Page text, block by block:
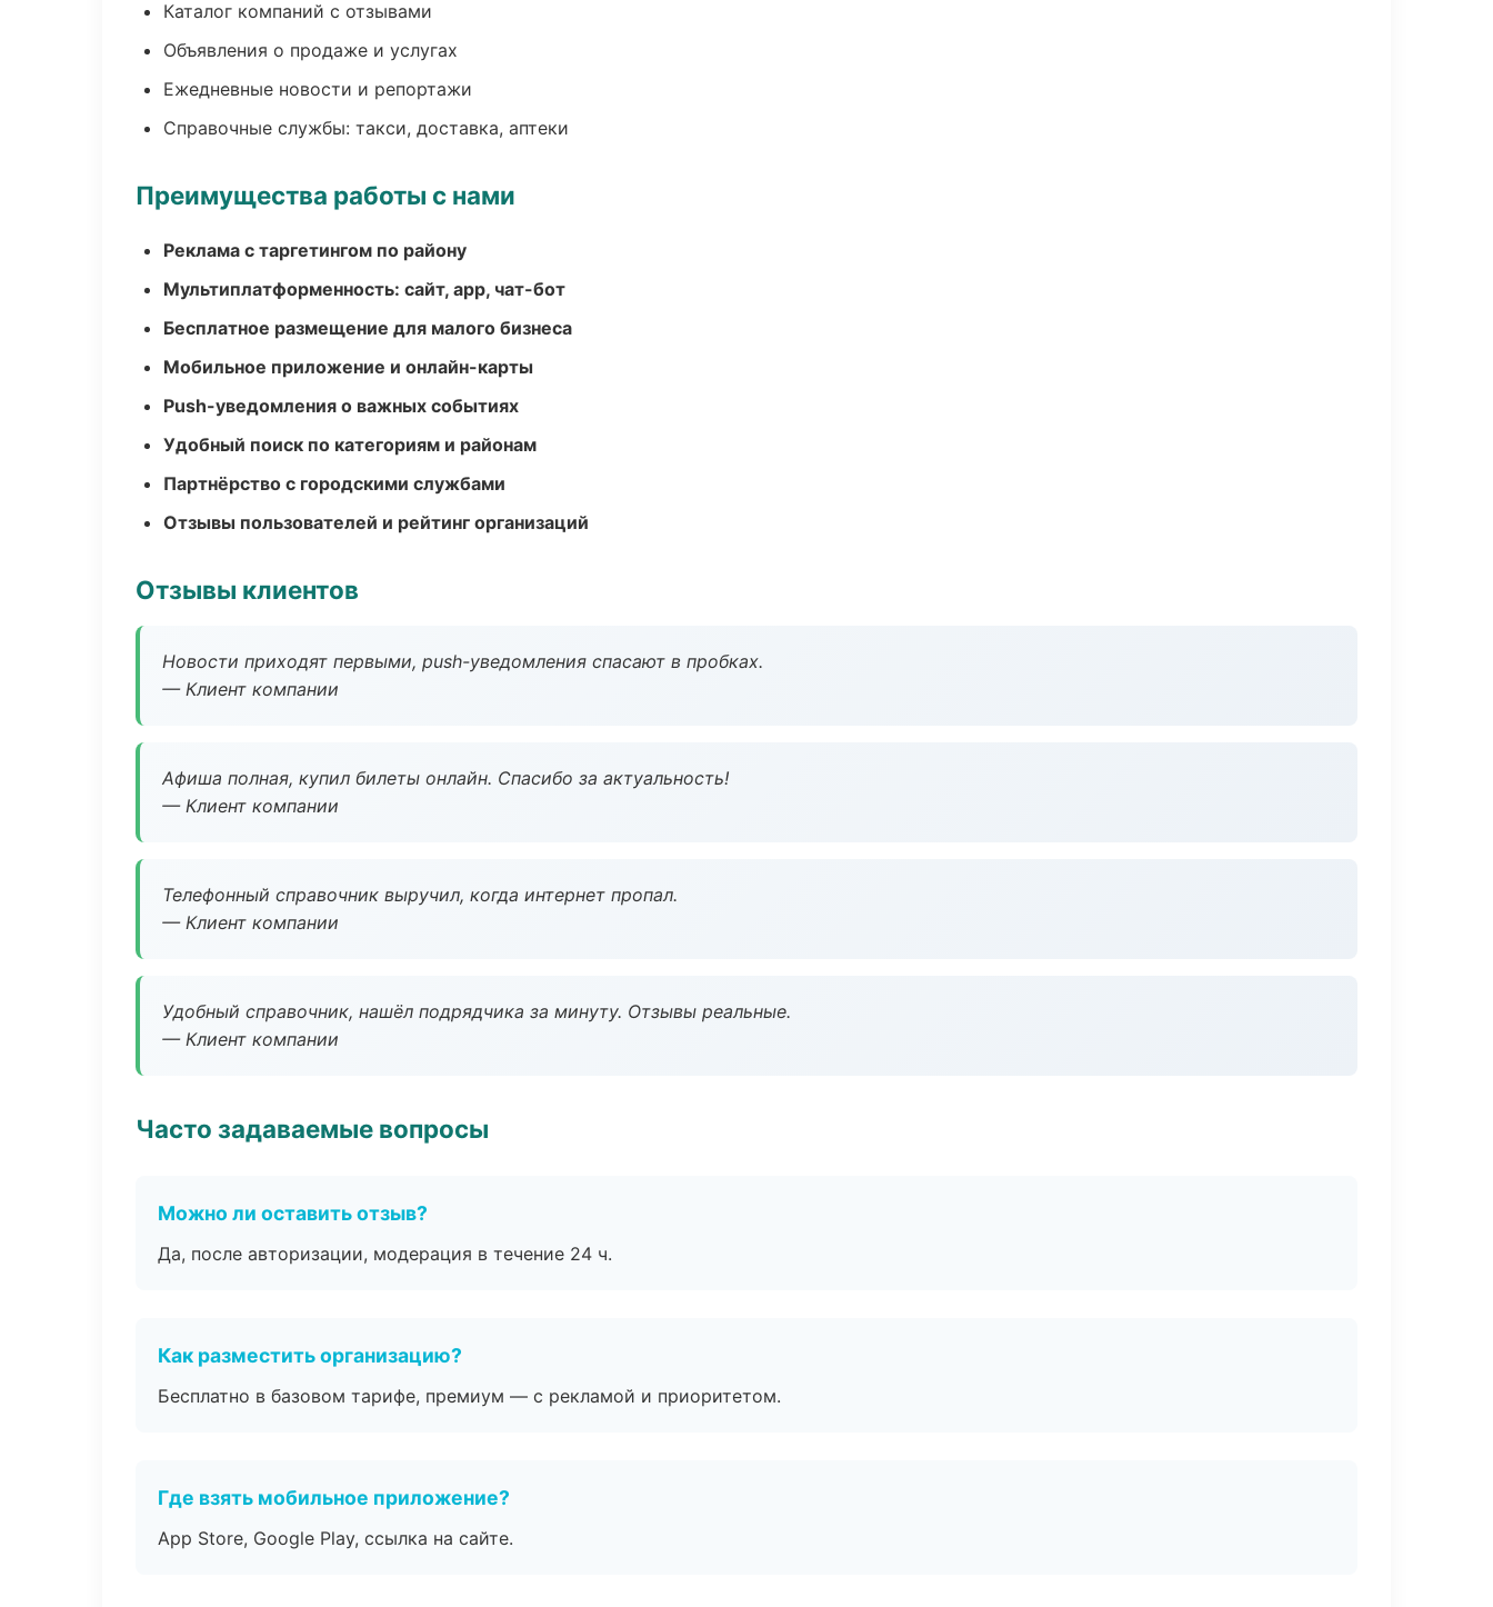
Каталог компаний с отзывами
Объявления о продаже и услугах
Ежедневные новости и репортажи
Справочные службы: такси, доставка, аптеки
Преимущества работы с нами
Реклама с таргетингом по району
Мультиплатформенность: сайт, app, чат-бот
Бесплатное размещение для малого бизнеса
Мобильное приложение и онлайн-карты
Push-уведомления о важных событиях
Удобный поиск по категориям и районам
Партнёрство с городскими службами
Отзывы пользователей и рейтинг организаций
Отзывы клиентов
Новости приходят первыми, push-уведомления спасают в пробках.
— Клиент компании
Афиша полная, купил билеты онлайн. Спасибо за актуальность!
— Клиент компании
Телефонный справочник выручил, когда интернет пропал.
— Клиент компании
Удобный справочник, нашёл подрядчика за минуту. Отзывы реальные.
— Клиент компании
Часто задаваемые вопросы
Можно ли оставить отзыв?
Да, после авторизации, модерация в течение 24 ч.
Как разместить организацию?
Бесплатно в базовом тарифе, премиум — с рекламой и приоритетом.
Где взять мобильное приложение?
App Store, Google Play, ссылка на сайте.